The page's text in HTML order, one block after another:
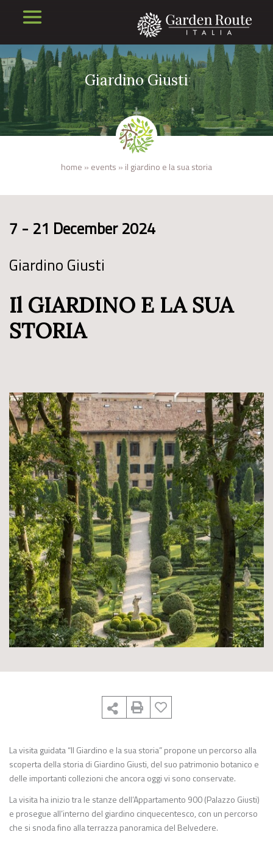
Giardino Giusti
home » events » il giardino e la sua storia
7 - 21 December 2024
Giardino Giusti
Il GIARDINO E LA SUA
STORIA
La visita guidata “Il Giardino e la sua storia” propone un percorso alla
scoperta della storia di Giardino Giusti, del suo patrimonio botanico e
delle importanti collezioni che ancora oggi vi sono conservate.
La visita ha inizio tra le stanze dell’Appartamento 900 (Palazzo Giusti)
e prosegue all’interno del giardino cinquecentesco, con un percorso
che si snoda fino alla terrazza panoramica del Belvedere.